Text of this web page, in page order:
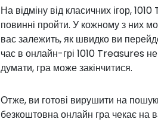
На відміну від класичних ігор,
повинні пройти. У кожному з них
вас залежить, як швидко ви
час в онлайн-грі 1010 Treasures
думати, гра може закінчитися.
Отже, ви готові вирушити на
безкоштовна онлайн гра чекає на